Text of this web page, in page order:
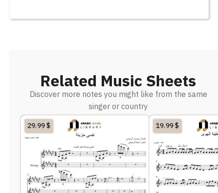
Related Music Sheets
Discover more notes you might like from the same
singer or country
29.99$ 19.99$